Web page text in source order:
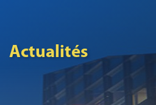
Actualités